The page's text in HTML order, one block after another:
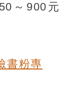
～900
書粉專